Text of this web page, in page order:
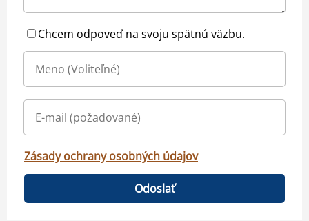
Chcem odpoveď na svoju spätnú väzbu.
Zásady ochrany osobných údajov
Odoslať